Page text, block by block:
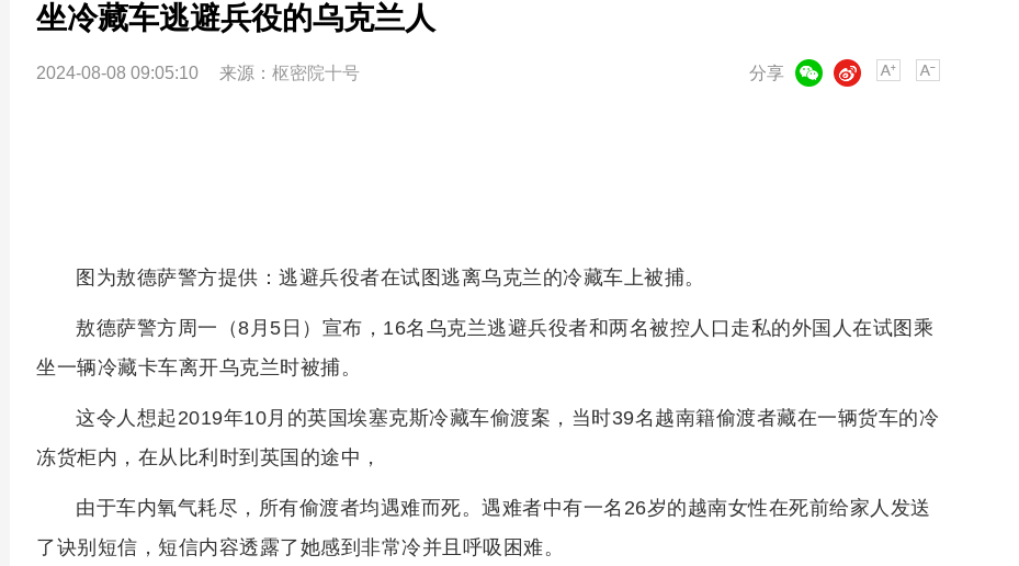
坐冷藏车逃避兵役的乌克兰人
2024-08-08 09:05:10 来源： 枢密院十号 分享
微博
图为敖德萨警方提供：逃避兵役者在试图逃离乌克兰的冷藏车上被捕。
敖德萨警方周一（8月5日）宣布，16名乌克兰逃避兵役者和两名被控人口走私的外国人在试图乘
坐一辆冷藏卡车离开乌克兰时被捕。
这令人想起2019年10月的英国埃塞克斯冷藏车偷渡案，当时39名越南籍偷渡者藏在一辆货车的冷
冻货柜内，在从比利时到英国的途中，
由于车内氧气耗尽，所有偷渡者均遇难而死。遇难者中有一名26岁的越南女性在死前给家人发送
了诀别短信，短信内容透露了她感到非常冷并且呼吸困难。